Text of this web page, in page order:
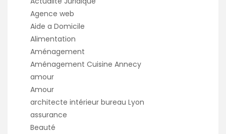
Agence web
Aide a Domicile
Alimentation
Aménagement
Aménagement Cuisine Annecy
amour
Amour
architecte intérieur bureau Lyon
assurance
Beauté